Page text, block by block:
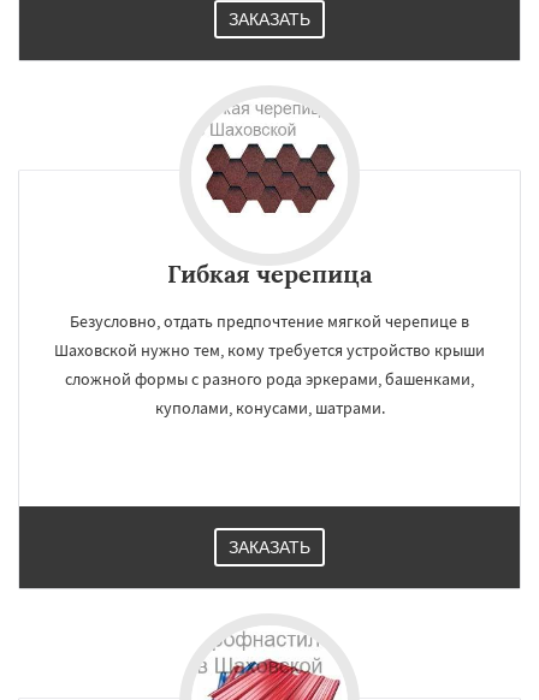
ЗАКАЗАТЬ
Гибкая черепица
Безусловно, отдать предпочтение мягкой черепице в
Шаховской нужно тем, кому требуется устройство крыши
сложной формы с разного рода эркерами, башенками,
куполами, конусами, шатрами.
ЗАКАЗАТЬ